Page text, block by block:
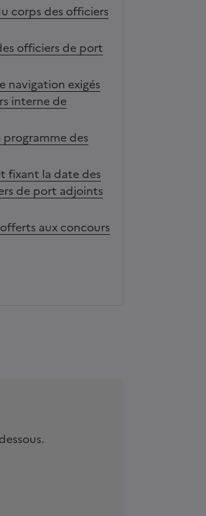
corps des officiers
officiers de port
navigation exigés
interne de
programme des
fixant la date des
de port adjoints
aux concours